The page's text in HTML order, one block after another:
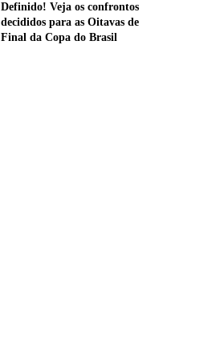
Definido! Veja os confrontos
decididos para as Oitavas de
Final da Copa do Brasil